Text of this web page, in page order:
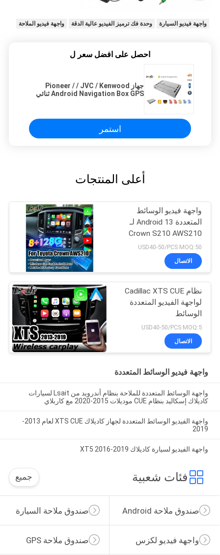
واجهة فيديو السيارة وحدة فك ترميز الفيديو عالية الدقة واجهة فيديو الملاحة
احصل على افضل سعر ل
جهاز Pioneer / / JVC / Kenwood
Android Navigation Box GPS ثنائي
استمر
أعلى المنتجات
واجهة فيديو الوسائط
المتعددة Android 13 لـ
Crown S210 AWS210
GRS210 GWS214
GWS215 Majesta Athlete
اللاسلكي
USD40-50/PCS MOQ:50
الاتصال
نظام Cadillac XTS CUE
لواجهة الفيديو المتعددة
الوسائط
USD40-50/PCS MOQ:5
الاتصال
واجهة فيديو الوسائط المتعددة
واجهة الوسائط المتعددة للملاحة بنظام أندرويد من Lsait لسيارات
كاديلاك إسكاليد بنظام CUE موديلات 2015-2020 مع كاربلاي
واجهة الفيديو الوسائط المتعددة لجهاز كاديلاك XTS CUE لعام 2013-
2019
واجهة الفيديو لسيارة كاديلاك XT5 2016-2019
فئات شعبية جميع
صندوق ملاحة السيارة صندوق ملاحة Android
صندوق ملاحة GPS واجهة فيديو لكزس